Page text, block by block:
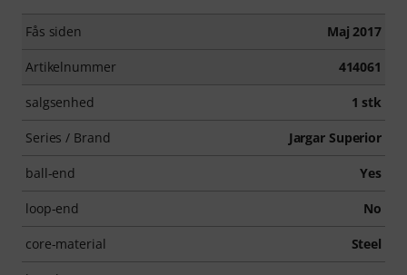
Fås siden Maj 2017
Artikelnummer 414061
salgsenhed 1 stk
Series / Brand Jargar Superior
ball-end Yes
loop-end No
core-material Steel